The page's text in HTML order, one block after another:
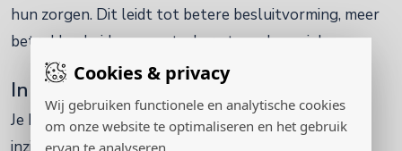
Cookies & privacy
Wij gebruiken functionele en analytische cookies
om onze website te optimaliseren en het gebruik
ervan te analyseren.
hun zorgen. Dit leidt tot betere besluitvorming, meer
betrokkenheid en een sterkere teamdynamiek.
In teamverband ervaringen delen
Je kunt individueel reflecteren op deze vragen om